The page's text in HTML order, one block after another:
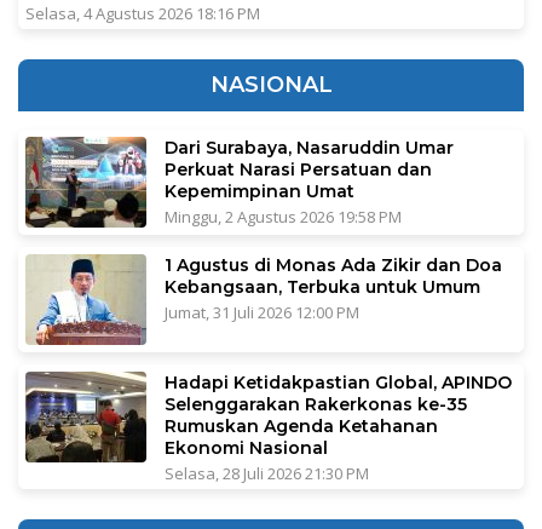
Selasa, 4 Agustus 2026 18:16 PM
NASIONAL
Dari Surabaya, Nasaruddin Umar
Perkuat Narasi Persatuan dan
Kepemimpinan Umat
Minggu, 2 Agustus 2026 19:58 PM
1 Agustus di Monas Ada Zikir dan Doa
Kebangsaan, Terbuka untuk Umum
Jumat, 31 Juli 2026 12:00 PM
Hadapi Ketidakpastian Global, APINDO
Selenggarakan Rakerkonas ke-35
Rumuskan Agenda Ketahanan
Ekonomi Nasional
Selasa, 28 Juli 2026 21:30 PM